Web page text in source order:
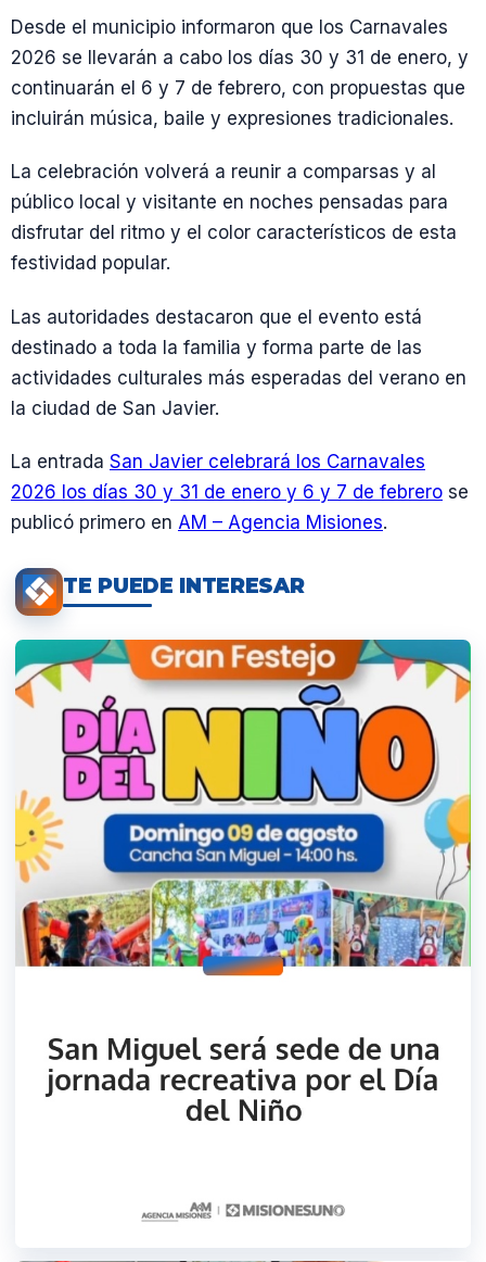
Desde el municipio informaron que los Carnavales
2026 se llevarán a cabo los días 30 y 31 de enero, y
continuarán el 6 y 7 de febrero, con propuestas que
incluirán música, baile y expresiones tradicionales.
La celebración volverá a reunir a comparsas y al
público local y visitante en noches pensadas para
disfrutar del ritmo y el color característicos de esta
festividad popular.
Las autoridades destacaron que el evento está
destinado a toda la familia y forma parte de las
actividades culturales más esperadas del verano en
la ciudad de San Javier.
La entrada San Javier celebrará los Carnavales
2026 los días 30 y 31 de enero y 6 y 7 de febrero se
publicó primero en AM – Agencia Misiones.
TE PUEDE INTERESAR